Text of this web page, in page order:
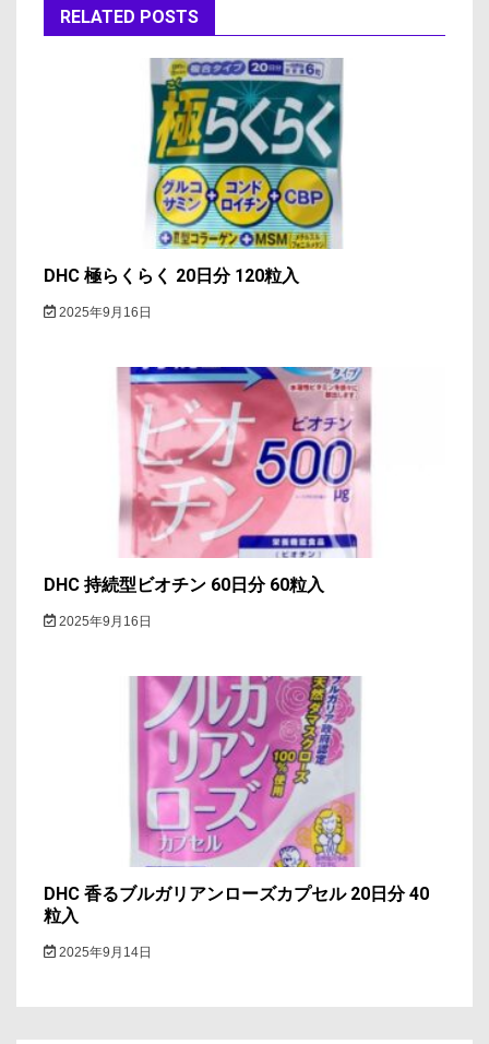
ー
RELATED POSTS
DHC 極らくらく 20日分 120粒入
2025年9月16日
DHC 持続型ビオチン 60日分 60粒入
2025年9月16日
DHC 香るブルガリアンローズカプセル 20日分 40
粒入
2025年9月14日